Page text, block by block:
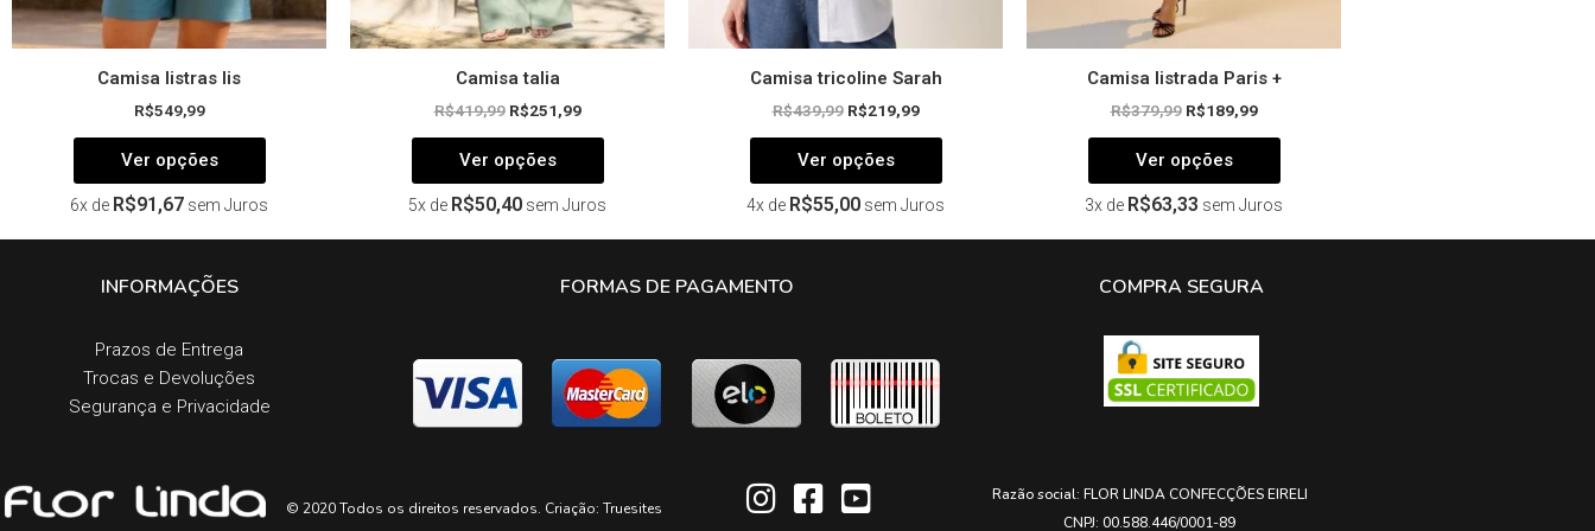
Camisa listras lis
R$549,99
Ver opções
produto
6x de R$91,67 sem Juros
Camisa talia
R$419,99 R$251,99
Ver opções
produto
5x de R$50,40 sem Juros
Camisa tricoline Sarah
R$439,99 R$219,99
Ver opções
4x de R$55,00 sem Juros
Camisa listrada Paris +
R$379,99 R$189,99
Ver opções
3x de R$63,33 sem Juros
INFORMAÇÕES
Prazos de Entrega​
Trocas e Devoluções​
Segurança e Privacidade
FORMAS DE PAGAMENTO COMPRA SEGURA
© 2020 Todos os direitos reservados. Criação: Truesites
Razão social: FLOR LINDA CONFECÇÕES EIRELI
CNPJ: 00.588.446/0001-89